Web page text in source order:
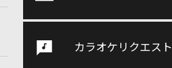
カラオケリクエスト